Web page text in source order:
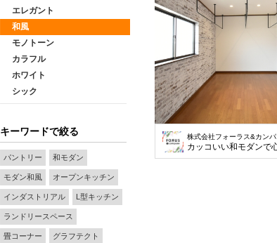
エレガント
和風
モノトーン
カラフル
ホワイト
シック
キーワードで絞る
パントリー 和モダン
モダン和風 オープンキッチン
インダストリアル L型キッチン
ランドリースペース
畳コーナー グラフテクト
株式会社フォーラス&カンパ
カッコいい和モダンで